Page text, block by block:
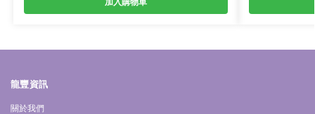
龍豐資訊
關於我們